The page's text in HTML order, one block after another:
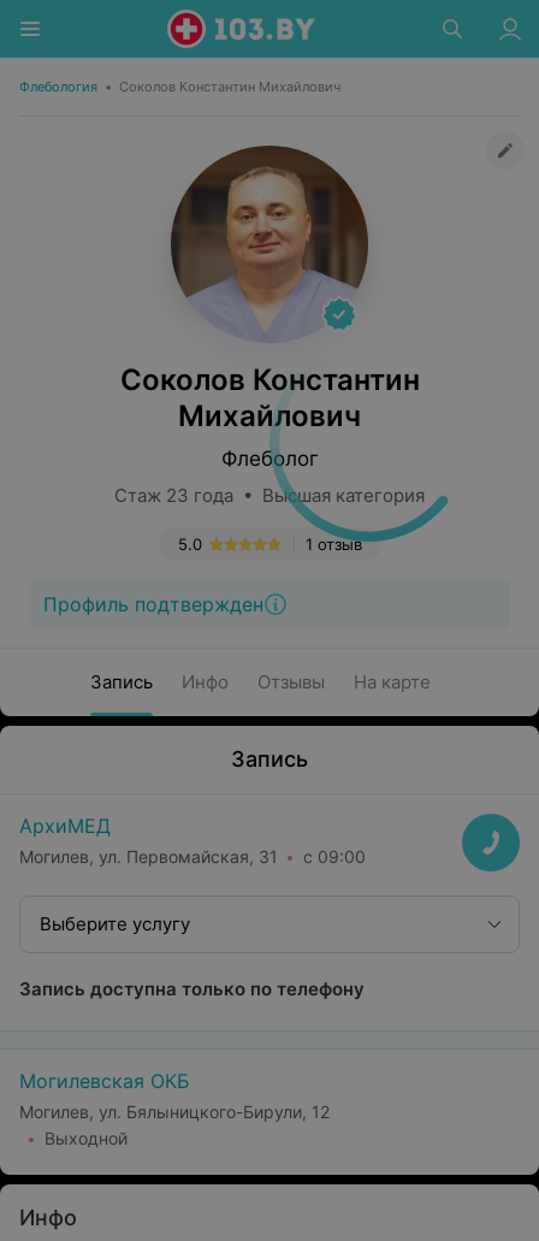
Флебология • Соколов Константин Михайлович
Соколов Константин
Михайлович
Флеболог
Стаж 23 года • Высшая категория
1 отзыв
5.0
Профиль подтвержден
Запись Инфо Отзывы На карте
Запись
АрхиМЕД
Могилев, ул. Первомайская, 31 с 09:00
Выберите услугу
Запись доступна только по телефону
Могилевская ОКБ
Могилев, ул. Бялыницкого-Бирули, 12
Выходной
Инфо